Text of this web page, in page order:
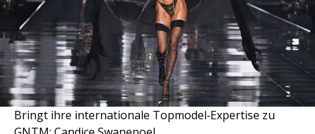
Bringt ihre internationale Topmodel‑Expertise zu